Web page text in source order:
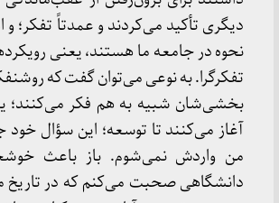
دیگری تأکید می‌کردند و عمدتاً تفکر؛ و
نحوه در جامعه ما هستند، یعنی
تفکرگرا. به نوعی می‌توان گفت که
بخشی‌شان شبیه به هم فکر می‌کنند؛
آغاز می‌کنند تا توسعه؛ این سؤال
من واردش نمی‌شوم. باز باعث
دانشگاهی صحبت می‌کنم که در